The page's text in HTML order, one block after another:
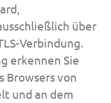
über
Verbindung.
erkennen Sie
Browsers von
und an dem